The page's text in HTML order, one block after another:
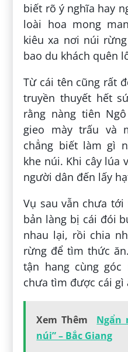
biết rõ ý nghĩa hay
loài hoa mong
kiêu xa nơi núi
bao du khách quên
Từ cái tên cũng rất
truyền thuyết hết
rằng nàng tiên
gieo mày trấu và
chẳng biết làm gì
khe núi. Khi cây lúa
người dân đến lấy
Vụ sau vẫn chưa
bản làng bị cái đói
nhau lại, rồi chia
rừng để tìm thức
tận hang cùng
chưa tìm được cái gì
Xem Thêm
Ngẩn
núi” – Bắc Giang